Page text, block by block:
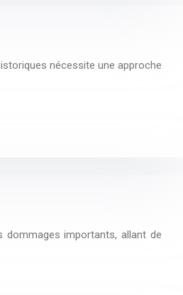
nécessite une approche
dommages importants, allant de